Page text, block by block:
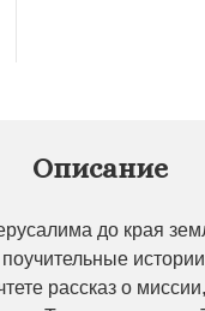
Описание
до края
рассказ о